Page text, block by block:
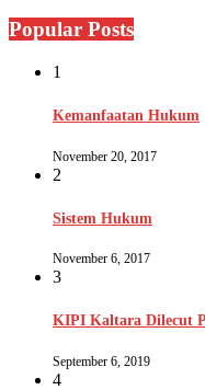
Popular Posts
1
Kemanfaatan Hukum
November 20, 2017
2
Sistem Hukum
November 6, 2017
3
KIPI Kaltara Dilecut
September 6, 2019
4